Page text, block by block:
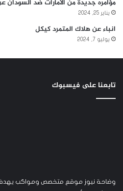
مؤامره جديدة من الأمارات ضد السودان
يناير 25, 2024
انباء عن هلاك المتمرد كيكل
يوليو 7, 2024
تابعنا على فيسبوك
وضاحة نيوز موقع متخصص ومواكب